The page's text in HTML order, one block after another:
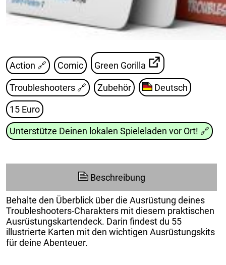
Action 🔗 Comic Green Gorilla
Troubleshooters 🔗 Zubehör Deutsch
15 Euro
Unterstütze Deinen lokalen Spieleladen vor Ort! 🔗
Beschreibung
Behalte den Überblick über die Ausrüstung deines
Troubleshooters-Charakters mit diesem praktischen
Ausrüstungskartendeck. Darin findest du 55
illustrierte Karten mit den wichtigen Ausrüstungskits
für deine Abenteuer.